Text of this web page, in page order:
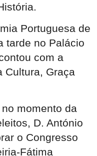
Portuguesa de
tarde no Palácio
com a
Cultura, Graça
momento da
D. António
o Congresso
Fátima